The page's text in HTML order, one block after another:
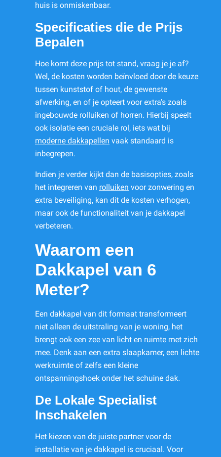
huis is onmiskenbaar.
Specificaties die de Prijs
Bepalen
Hoe komt deze prijs tot stand, vraag je je af?
Wel, de kosten worden beïnvloed door de keuze
tussen kunststof of hout, de gewenste
afwerking, en of je opteert voor extra's zoals
ingebouwde rolluiken of horren. Hierbij speelt
ook isolatie een cruciale rol, iets wat bij
moderne dakkapellen vaak standaard is
inbegrepen.
Indien je verder kijkt dan de basisopties, zoals
het integreren van rolluiken voor zonwering en
extra beveiliging, kan dit de kosten verhogen,
maar ook de functionaliteit van je dakkapel
verbeteren.
Waarom een
Dakkapel van 6
Meter?
Een dakkapel van dit formaat transformeert
niet alleen de uitstraling van je woning, het
brengt ook een zee van licht en ruimte met zich
mee. Denk aan een extra slaapkamer, een lichte
werkruimte of zelfs een kleine
ontspanningshoek onder het schuine dak.
De Lokale Specialist
Inschakelen
Het kiezen van de juiste partner voor de
installatie van je dakkapel is cruciaal. Voor